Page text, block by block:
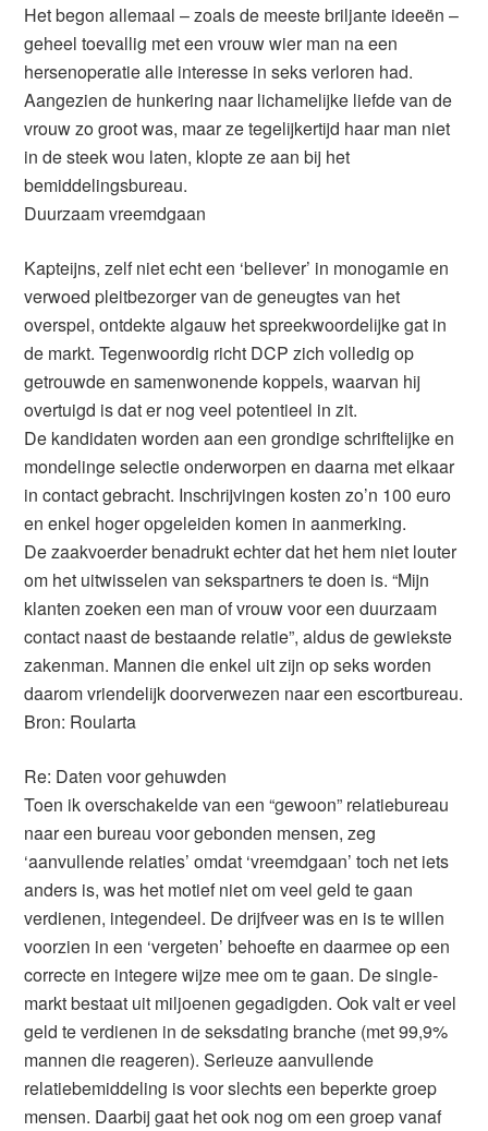
Het begon allemaal – zoals de meeste briljante ideeën –
geheel toevallig met een vrouw wier man na een
hersenoperatie alle interesse in seks verloren had.
Aangezien de hunkering naar lichamelijke liefde van de
vrouw zo groot was, maar ze tegelijkertijd haar man niet
in de steek wou laten, klopte ze aan bij het
bemiddelingsbureau.
Duurzaam vreemdgaan
Kapteijns, zelf niet echt een ‘believer’ in monogamie en
verwoed pleitbezorger van de geneugtes van het
overspel, ontdekte algauw het spreekwoordelijke gat in
de markt. Tegenwoordig richt DCP zich volledig op
getrouwde en samenwonende koppels, waarvan hij
overtuigd is dat er nog veel potentieel in zit.
De kandidaten worden aan een grondige schriftelijke en
mondelinge selectie onderworpen en daarna met elkaar
in contact gebracht. Inschrijvingen kosten zo’n 100 euro
en enkel hoger opgeleiden komen in aanmerking.
De zaakvoerder benadrukt echter dat het hem niet louter
om het uitwisselen van sekspartners te doen is. “Mijn
klanten zoeken een man of vrouw voor een duurzaam
contact naast de bestaande relatie”, aldus de gewiekste
zakenman. Mannen die enkel uit zijn op seks worden
daarom vriendelijk doorverwezen naar een escortbureau.
Bron: Roularta
Re: Daten voor gehuwden
Toen ik overschakelde van een “gewoon” relatiebureau
naar een bureau voor gebonden mensen, zeg
‘aanvullende relaties’ omdat ‘vreemdgaan’ toch net iets
anders is, was het motief niet om veel geld te gaan
verdienen, integendeel. De drijfveer was en is te willen
voorzien in een ‘vergeten’ behoefte en daarmee op een
correcte en integere wijze mee om te gaan. De single-
markt bestaat uit miljoenen gegadigden. Ook valt er veel
geld te verdienen in de seksdating branche (met 99,9%
mannen die reageren). Serieuze aanvullende
relatiebemiddeling is voor slechts een beperkte groep
mensen. Daarbij gaat het ook nog om een groep vanaf